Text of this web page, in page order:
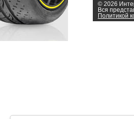
© 2026
Вся
Политикой